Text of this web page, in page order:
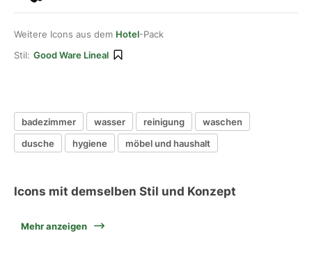
Weitere Icons aus dem Hotel-Pack
Stil: Good Ware Lineal
badezimmer wasser reinigung
waschen
dusche
hygiene möbel und haushalt
Icons mit demselben Stil und Konzept
Mehr anzeigen